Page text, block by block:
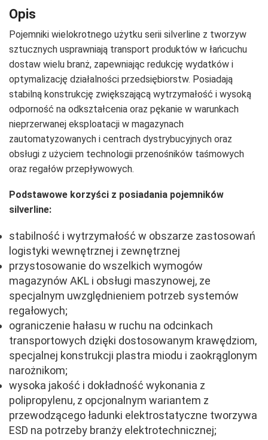
Opis
Pojemniki wielokrotnego użytku serii silverline z tworzyw
sztucznych usprawniają transport produktów w łańcuchu
dostaw wielu branż, zapewniając redukcję wydatków i
optymalizację działalności przedsiębiorstw. Posiadają
stabilną konstrukcję zwiększającą wytrzymałość i wysoką
odporność na odkształcenia oraz pękanie w warunkach
nieprzerwanej eksploatacji w magazynach
zautomatyzowanych i centrach dystrybucyjnych oraz
obsługi z użyciem technologii przenośników taśmowych
oraz regałów przepływowych.
Podstawowe korzyści z posiadania pojemników
silverline:
stabilność i wytrzymałość w obszarze zastosowań
logistyki wewnętrznej i zewnętrznej
przystosowanie do wszelkich wymogów
magazynów AKL i obsługi maszynowej, ze
specjalnym uwzględnieniem potrzeb systemów
regałowych;
ograniczenie hałasu w ruchu na odcinkach
transportowych dzięki dostosowanym krawędziom,
specjalnej konstrukcji plastra miodu i zaokrąglonym
narożnikom;
wysoka jakość i dokładność wykonania z
polipropylenu, z opcjonalnym wariantem z
przewodzącego ładunki elektrostatyczne tworzywa
ESD na potrzeby branży elektrotechnicznej;